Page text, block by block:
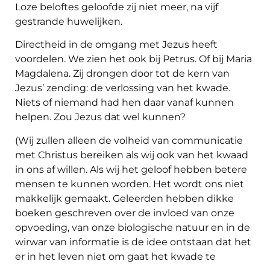
Loze beloftes geloofde zij niet meer, na vijf
gestrande huwelijken.
Directheid in de omgang met Jezus heeft
voordelen. We zien het ook bij Petrus. Of bij Maria
Magdalena. Zij drongen door tot de kern van
Jezus’ zending: de verlossing van het kwade.
Niets of niemand had hen daar vanaf kunnen
helpen. Zou Jezus dat wel kunnen?
(Wij zullen alleen de volheid van communicatie
met Christus bereiken als wij ook van het kwaad
in ons af willen. Als wij het geloof hebben betere
mensen te kunnen worden. Het wordt ons niet
makkelijk gemaakt. Geleerden hebben dikke
boeken geschreven over de invloed van onze
opvoeding, van onze biologische natuur en in de
wirwar van informatie is de idee ontstaan dat het
er in het leven niet om gaat het kwade te